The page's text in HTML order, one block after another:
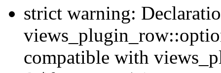
strict warning:
compatible with